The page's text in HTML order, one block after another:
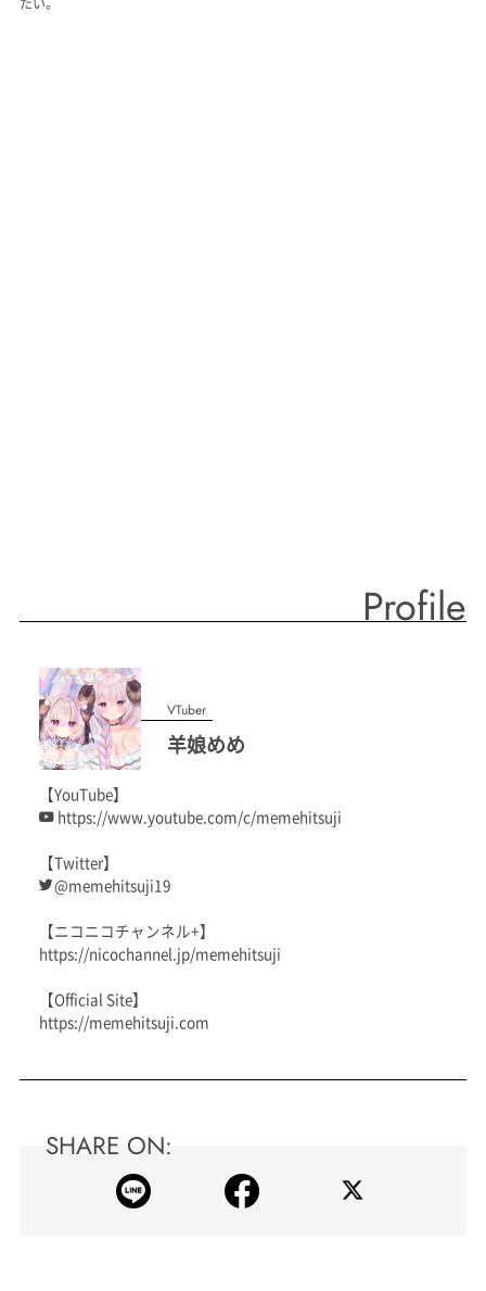
Profile
VTuber
羊娘めめ
【YouTube】
https://www.youtube.com/c/memehitsuji
【Twitter】
@memehitsuji19
【ニコニコチャンネル+】
https://nicochannel.jp/memehitsuji
【Official Site】
https://memehitsuji.com
SHARE ON: